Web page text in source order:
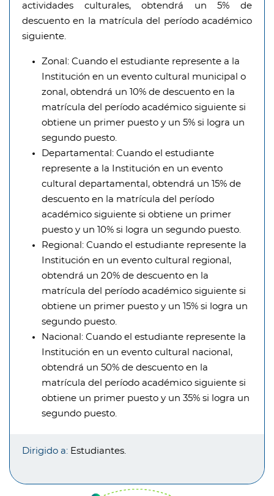
actividades culturales, obtendrá un 5% de
descuento en la matrícula del período académico
siguiente.
Zonal: Cuando el estudiante represente a la
Institución en un evento cultural municipal o
zonal, obtendrá un 10% de descuento en la
matrícula del período académico siguiente si
obtiene un primer puesto y un 5% si logra un
segundo puesto.
Departamental: Cuando el estudiante
represente a la Institución en un evento
cultural departamental, obtendrá un 15% de
descuento en la matrícula del período
académico siguiente si obtiene un primer
puesto y un 10% si logra un segundo puesto.
Regional: Cuando el estudiante represente la
Institución en un evento cultural regional,
obtendrá un 20% de descuento en la
matrícula del período académico siguiente si
obtiene un primer puesto y un 15% si logra un
segundo puesto.
Nacional: Cuando el estudiante represente la
Institución en un evento cultural nacional,
obtendrá un 50% de descuento en la
matrícula del período académico siguiente si
obtiene un primer puesto y un 35% si logra un
segundo puesto.
Dirigido a: Estudiantes.